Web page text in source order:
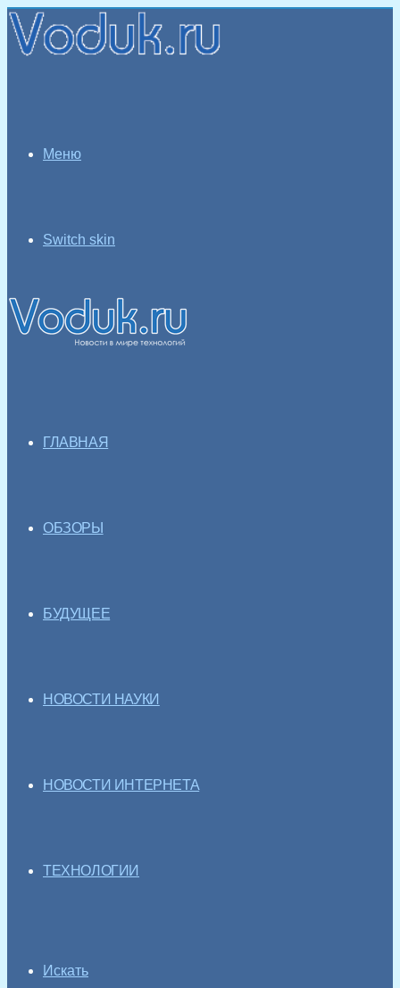
Меню
Switch skin
ГЛАВНАЯ
ОБЗОРЫ
БУДУЩЕЕ
НОВОСТИ НАУКИ
НОВОСТИ ИНТЕРНЕТА
ТЕХНОЛОГИИ
Искать